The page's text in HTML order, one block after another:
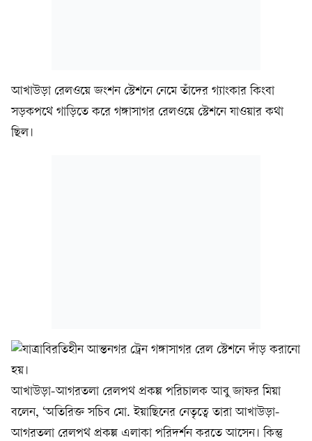
আখাউড়া রেলওয়ে জংশন স্টেশনে নেমে তাঁদের গ্যাংকার কিংবা
সড়কপথে গাড়িতে করে গঙ্গাসাগর রেলওয়ে স্টেশনে যাওয়ার কথা
ছিল।
আখাউড়া-আগরতলা রেলপথ প্রকল্প পরিচালক আবু জাফর মিয়া
বলেন, ‘অতিরিক্ত সচিব মো. ইয়াছিনের নেতৃত্বে তারা আখাউড়া-
আগরতলা রেলপথ প্রকল্প এলাকা পরিদর্শন করতে আসেন। কিন্তু